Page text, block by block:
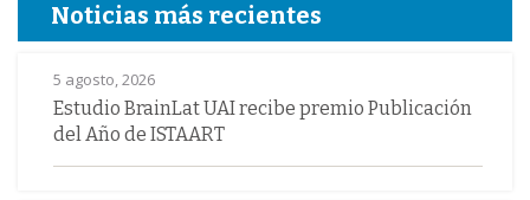
Noticias más recientes
5 agosto, 2026
Estudio BrainLat UAI recibe premio Publicación
del Año de ISTAART